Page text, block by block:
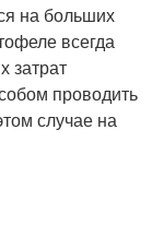
на больших
всегда
затрат
проводить
случае на